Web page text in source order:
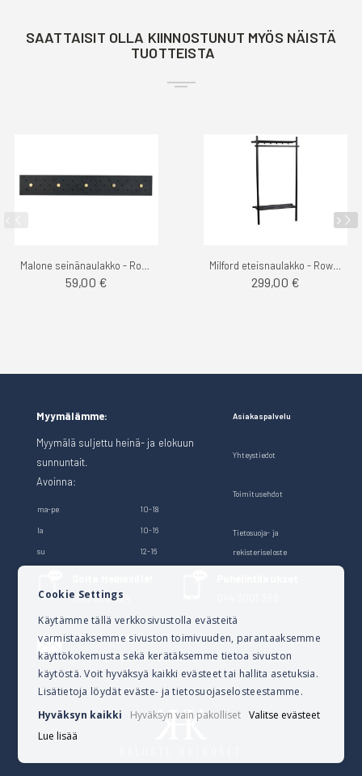
SAATTAISIT OLLA KIINNOSTUNUT MYÖS NÄISTÄ
TUOTTEISTA
59,00 € 299,00 €
Myymälämme:
Myymälä suljettu heinä- ja elokuun
sunnuntait.
Avoinna:
ma-pe 10-18
la 10-16
su 12-16
Asiakaspalvelu
Yhteystiedot
Toimitusehdot
Tietosuoja- ja
rekisteriseloste
040 528 1124
Lähetä sähköpostia
verkkokauppa@kalusteheinoset.fi
Cookie Settings
Käytämme tällä verkkosivustolla evästeitä
varmistaaksemme sivuston toimivuuden, parantaaksemme
käyttökokemusta sekä kerätäksemme tietoa sivuston
käytöstä. Voit hyväksyä kaikki evästeet tai hallita asetuksia.
Lisätietoja löydät eväste- ja tietosuojaselosteestamme.
Hyväksyn kaikki
Hyväksyn vain pakolliset
Valitse evästeet
Lue lisää